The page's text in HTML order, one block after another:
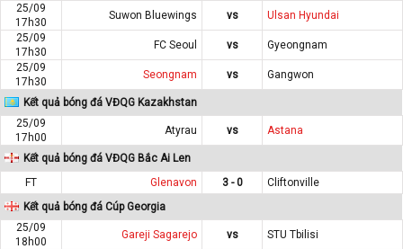
25/09
17h30
Suwon Bluewings vs
Ulsan Hyundai
25/09
17h30
FC Seoul vs
Gyeongnam
25/09
17h30
Seongnam vs Gangwon
Kết quả bóng đá VĐQG Kazakhstan
25/09
17h00
Atyrau vs Astana
Kết quả bóng đá VĐQG Bắc Ai Len
FT
Glenavon 3 - 0
Cliftonville
Kết quả bóng đá Cúp Georgia
25/09
18h00
Gareji Sagarejo vs
STU Tbilisi